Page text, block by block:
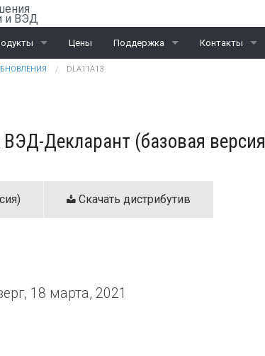
и ВЭД
Офис
и ПИ
Цены Поддержка Контакты
Калининград
DLA11A13
Декларант (базовая
Скачать дистрибутив
18 марта, 2021